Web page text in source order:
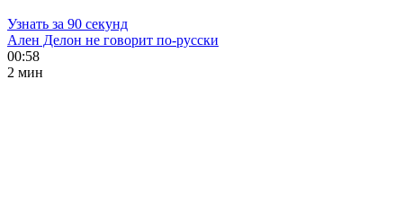
Узнать за 90 секунд
Ален Делон не говорит по-русски
00:58
2 мин